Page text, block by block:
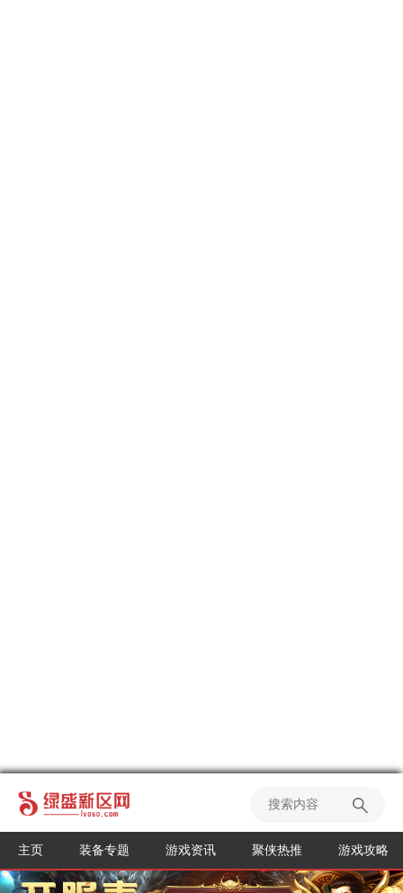
主页 装备专题 游戏资讯 聚侠热推 游戏攻略